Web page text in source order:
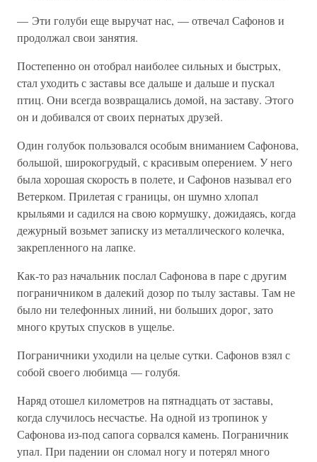
— Эти голуби еще выручат нас, — отвечал Сафонов и
продолжал свои занятия.
Постепенно он отобрал наиболее сильных и быстрых,
стал уходить с заставы все дальше и дальше и пускал
птиц. Они всегда возвращались домой, на заставу. Этого
он и добивался от своих пернатых друзей.
Один голубок пользовался особым вниманием Сафонова,
большой, широкогрудый, с красивым оперением. У него
была хорошая скорость в полете, и Сафонов называл его
Ветерком. Прилетая с границы, он шумно хлопал
крыльями и садился на свою кормушку, дожидаясь, когда
дежурный возьмет записку из металлического колечка,
закрепленного на лапке.
Как-то раз начальник послал Сафонова в паре с другим
пограничником в далекий дозор по тылу заставы. Там не
было ни телефонных линий, ни больших дорог, зато
много крутых спусков в ущелье.
Пограничники уходили на целые сутки. Сафонов взял с
собой своего любимца — голубя.
Наряд отошел километров на пятнадцать от заставы,
когда случилось несчастье. На одной из тропинок у
Сафонова из-под сапога сорвался камень. Пограничник
упал. При падении он сломал ногу и потерял много